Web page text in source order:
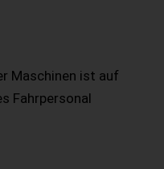
Maschinen ist auf
Fahrpersonal